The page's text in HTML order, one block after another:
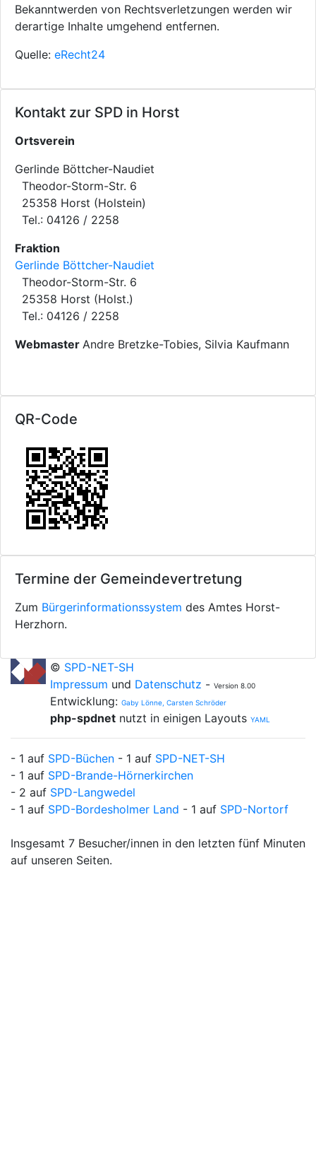
Kontakt zur SPD in Horst
Ortsverein
Gerlinde Böttcher-Naudiet
Theodor-Storm-Str. 6
25358 Horst (Holstein)
Tel.: 04126 / 2258
Fraktion
Gerlinde Böttcher-Naudiet
Theodor-Storm-Str. 6
25358 Horst (Holst.)
Tel.: 04126 / 2258
Webmaster Andre Bretzke-Tobies, Silvia Kaufmann
QR-Code
Bekanntwerden von Rechtsverletzungen werden wir
derartige Inhalte umgehend entfernen.
Quelle: eRecht24
Termine der Gemeindevertretung
Zum Bürgerinformationssystem des Amtes Horst-
Herzhorn.
© SPD-NET-SH
Impressum und Datenschutz - Version 8.00
Entwicklung: Gaby Lönne, Carsten Schröder
php-spdnet nutzt in einigen Layouts YAML
- 1 auf SPD-Büchen - 1 auf SPD-NET-SH
- 1 auf SPD-Brande-Hörnerkirchen
- 2 auf SPD-Langwedel
- 1 auf SPD-Bordesholmer Land - 1 auf SPD-Nortorf
Insgesamt 7 Besucher/innen in den letzten fünf Minuten
auf unseren Seiten.